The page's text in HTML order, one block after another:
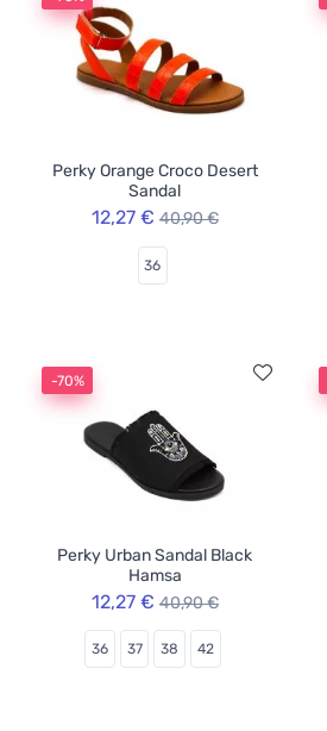
Perky Orange Croco Desert
Sandal
12,27 € 40,90 €
36
-70%
Perky Urban Sandal Black
Hamsa
12,27 € 40,90 €
36 37 38 42